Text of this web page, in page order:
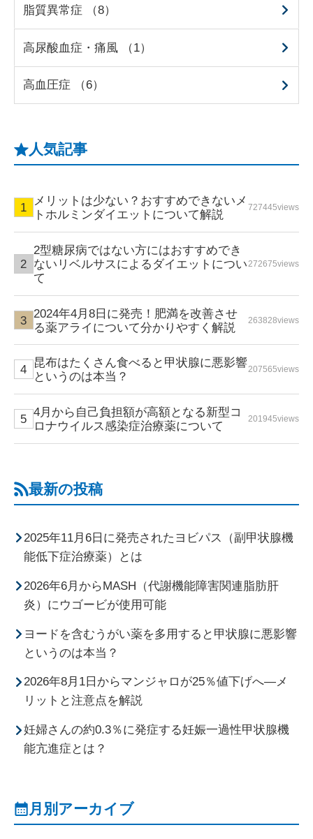
脂質異常症 （8）
高尿酸血症・痛風 （1）
高血圧症 （6）
人気記事
メリットは少ない？おすすめできないメ
トホルミンダイエットについて解説
727445views
2型糖尿病ではない方にはおすすめでき
ないリベルサスによるダイエットについ
て
272675views
2024年4月8日に発売！肥満を改善させ
る薬アライについて分かりやすく解説
263828views
昆布はたくさん食べると甲状腺に悪影響
というのは本当？
207565views
4月から自己負担額が高額となる新型コ
ロナウイルス感染症治療薬について
201945views
最新の投稿
2025年11月6日に発売されたヨビパス（副甲状腺機
能低下症治療薬）とは
2026年6月からMASH（代謝機能障害関連脂肪肝
炎）にウゴービが使用可能
ヨードを含むうがい薬を多用すると甲状腺に悪影響
というのは本当？
2026年8月1日からマンジャロが25％値下げへ―メ
リットと注意点を解説
妊婦さんの約0.3％に発症する妊娠一過性甲状腺機
能亢進症とは？
月別アーカイブ